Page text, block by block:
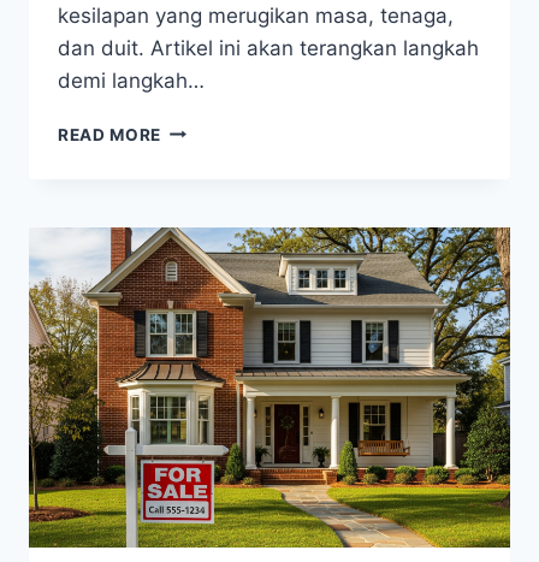
kesilapan yang merugikan masa, tenaga,
dan duit. Artikel ini akan terangkan langkah
demi langkah…
READ MORE